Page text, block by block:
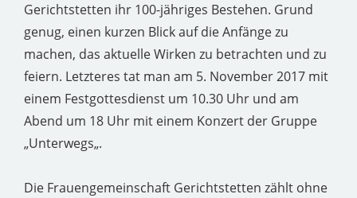
Gerichtstetten ihr 100-jähriges Bestehen. Grund
genug, einen kurzen Blick auf die Anfänge zu
machen, das aktuelle Wirken zu betrachten und zu
feiern. Letzteres tat man am 5. November 2017 mit
einem Festgottesdienst um 10.30 Uhr und am
Abend um 18 Uhr mit einem Konzert der Gruppe
„Unterwegs„.
Die Frauengemeinschaft Gerichtstetten zählt ohne